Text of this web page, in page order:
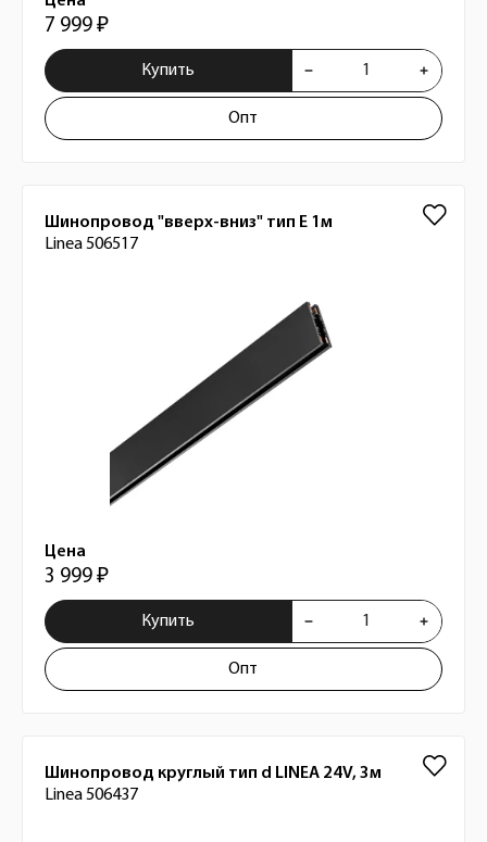
7 999 ₽
Купить
Опт
Шинопровод "вверх-вниз" тип Е 1м
Linea 506517
Цена
3 999 ₽
Купить
Опт
Шинопровод круглый тип d LINEA 24V, 3м
Linea 506437